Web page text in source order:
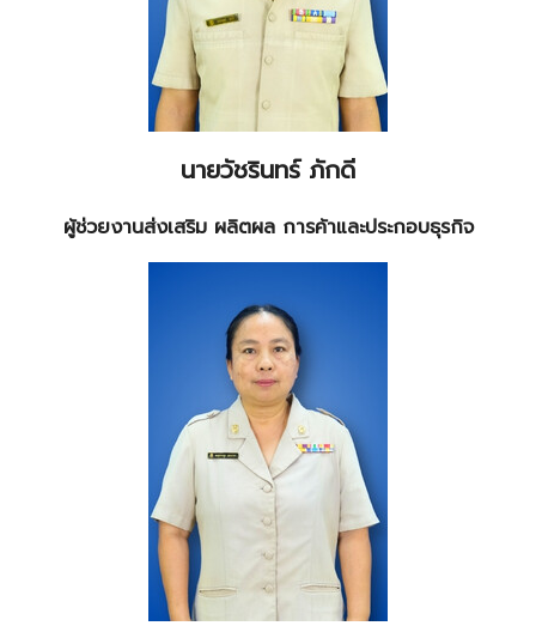
นายวัชรินทร์ ภักดี
ผู้ช่วยงานส่งเสริม ผลิตผล การค้าและประกอบธุรกิจ